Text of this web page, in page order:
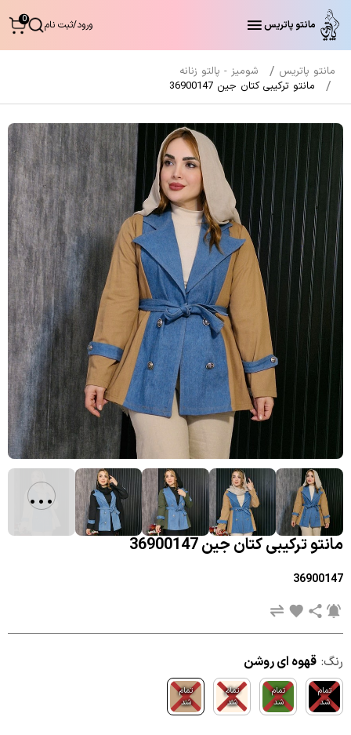
مانتو پاتریس ورود/ثبت نام 0
مانتو پاتریس
شومیز - پالتو زنانه
مانتو ترکیبی کتان جین 36900147
مانتو ترکیبی کتان جین 36900147
36900147
رنگ: قهوه ای روشن
تمام
شد
تمام
شد
تمام
شد
تمام
شد
...